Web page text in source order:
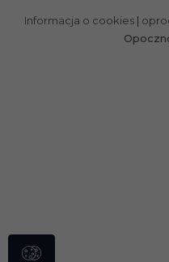
Informacja o cookies |